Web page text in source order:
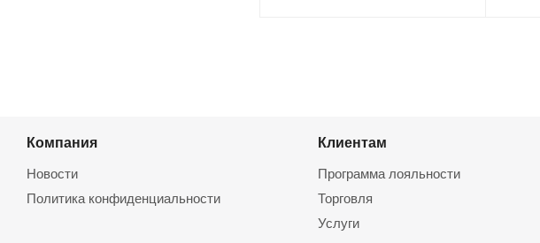
Компания
Новости
Политика конфиденциальности
Клиентам
Программа лояльности
Торговля
Услуги